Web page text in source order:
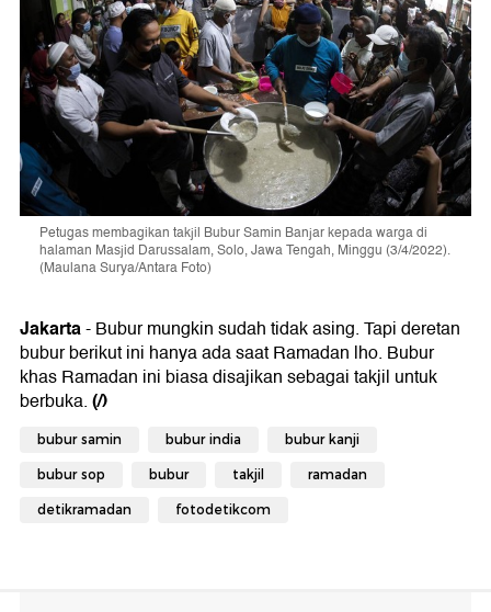
Petugas membagikan takjil Bubur Samin Banjar kepada warga di
halaman Masjid Darussalam, Solo, Jawa Tengah, Minggu (3/4/2022).
(Maulana Surya/Antara Foto)
Jakarta- Bubur mungkin sudah tidak asing. Tapi deretan
bubur berikut ini hanya ada saat Ramadan lho. Bubur
khas Ramadan ini biasa disajikan sebagai takjil untuk
berbuka.(/)
bubur samin bubur india bubur kanji
bubur sop bubur takjil ramadan
detikramadan fotodetikcom